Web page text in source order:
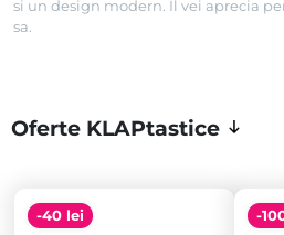
si un design modern. Il vei aprecia
sa.
Oferte KLAPtastice
-40 lei -